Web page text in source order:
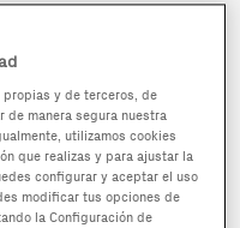
y de terceros, de
de manera segura nuestra
utilizamos cookies
que realizas y para ajustar la
configurar y aceptar el uso
modificar tus opciones de
la Configuración de